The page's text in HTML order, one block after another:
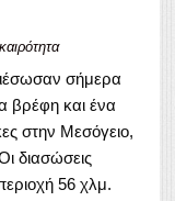
σήμερα
βρέφη και ένα
στην Μεσόγειο,
διασώσεις
56 χλμ.